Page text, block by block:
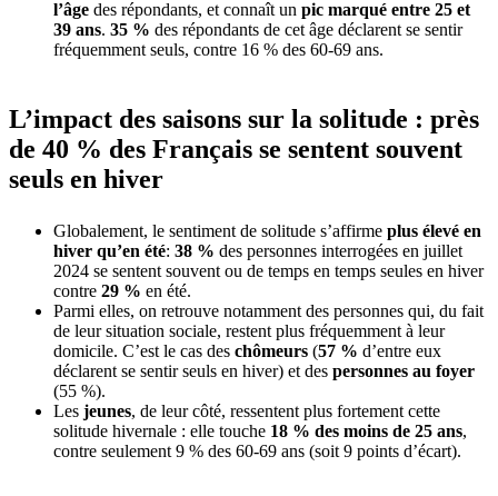
l’âge des répondants, et connaît un pic marqué entre 25 et
39 ans. 35 % des répondants de cet âge déclarent se sentir
fréquemment seuls, contre 16 % des 60-69 ans.
L’impact des saisons sur la solitude : près
de 40 % des Français se sentent souvent
seuls en hiver
Globalement, le sentiment de solitude s’affirme plus élevé en
hiver qu’en été: 38 % des personnes interrogées en juillet
2024 se sentent souvent ou de temps en temps seules en hiver
contre 29 % en été.
Parmi elles, on retrouve notamment des personnes qui, du fait
de leur situation sociale, restent plus fréquemment à leur
domicile. C’est le cas des chômeurs (57 % d’entre eux
déclarent se sentir seuls en hiver) et des personnes au foyer
(55 %).
Les jeunes, de leur côté, ressentent plus fortement cette
solitude hivernale : elle touche 18 % des moins de 25 ans,
contre seulement 9 % des 60-69 ans (soit 9 points d’écart).